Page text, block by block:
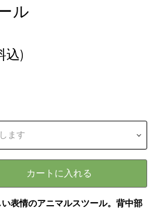
ル
込)
ます
カートに入れる
表情のアニマルスツール。背中部